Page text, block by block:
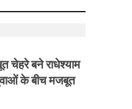
चेहरे बने राधेश्याम
के बीच मजबूत